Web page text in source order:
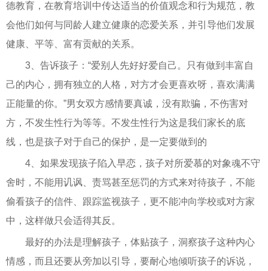
德教育，在教育培训中传达适当的价值观念和行为规范，教
会他们如何与同龄人建立健康的恋爱关系，并引导他们发展
健康、平等、富有贡献的关系。
3、告诉孩子：“爱别人先好好爱自己。只有做到丰富自
己的内心，拥有独立的人格，对方才会更喜欢呀，喜欢满满
正能量的你。”男女双方感情要真诚，没有欺骗，不伤害对
方，不发生性行为等等。不发生性行为这是我们家长的底
线，也是孩子对于自己的保护，是一定要做到的
4、如果发现孩子陷入早恋，孩子对所爱慕的对象魂不守
舍时，不能用讥讽、责骂甚至惩罚的方式来对待孩子，不能
偷看孩子的信件、跟踪监视孩子，更不能冲向学校或对方家
中，这样做只会适得其反。
最好的办法是理解孩子，体贴孩子，洞察孩子这种内心
情感，而且还要从旁加以引导，要耐心地倾听孩子的诉说，